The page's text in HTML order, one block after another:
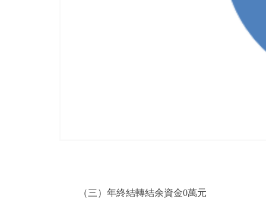
（三）年終結轉結余資金0萬元